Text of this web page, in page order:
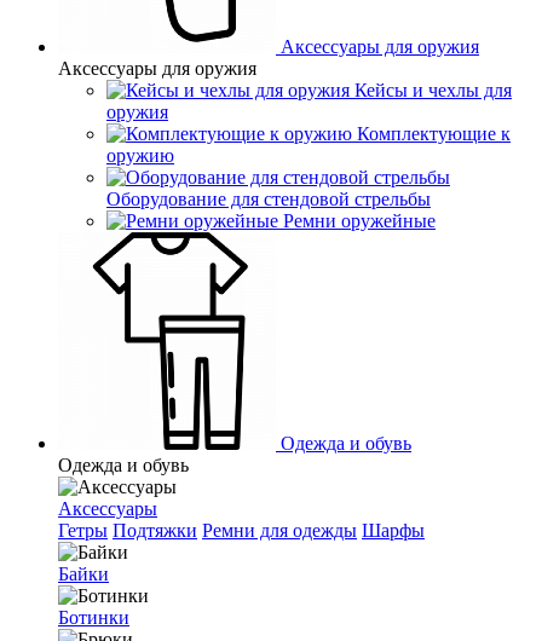
Аксессуары для оружия
Аксессуары для оружия
Кейсы и чехлы для
оружия
Комплектующие к
оружию
Оборудование для стендовой стрельбы
Ремни оружейные
Одежда и обувь
Одежда и обувь
Аксессуары
Гетры Подтяжки Ремни для одежды Шарфы
Байки
Ботинки